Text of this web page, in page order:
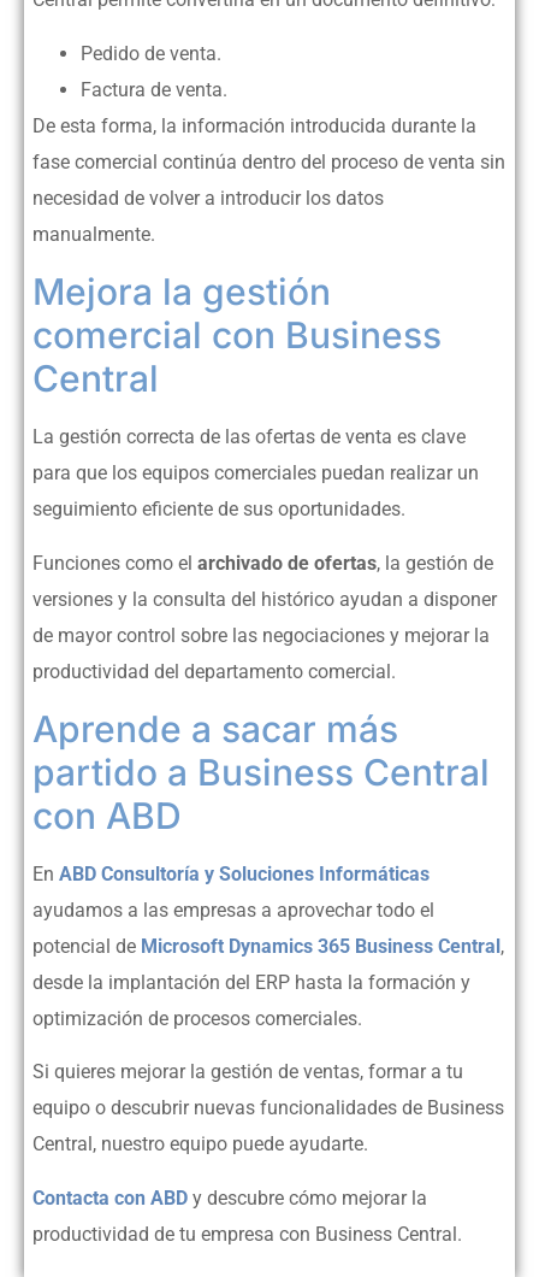
Pedido de venta.
Factura de venta.
De esta forma, la información introducida durante la
fase comercial continúa dentro del proceso de venta sin
necesidad de volver a introducir los datos
manualmente.
Mejora la gestión
comercial con Business
Central
La gestión correcta de las ofertas de venta es clave
para que los equipos comerciales puedan realizar un
seguimiento eficiente de sus oportunidades.
Funciones como el archivado de ofertas, la gestión de
versiones y la consulta del histórico ayudan a disponer
de mayor control sobre las negociaciones y mejorar la
productividad del departamento comercial.
Aprende a sacar más
partido a Business Central
con ABD
En ABD Consultoría y Soluciones Informáticas
ayudamos a las empresas a aprovechar todo el
potencial de Microsoft Dynamics 365 Business Central,
desde la implantación del ERP hasta la formación y
optimización de procesos comerciales.
Si quieres mejorar la gestión de ventas, formar a tu
equipo o descubrir nuevas funcionalidades de Business
Central, nuestro equipo puede ayudarte.
Contacta con ABD y descubre cómo mejorar la
productividad de tu empresa con Business Central.